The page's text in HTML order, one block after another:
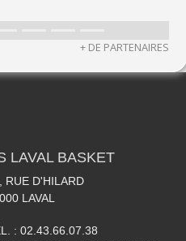
+ DE PARTENAIRES
LAVAL BASKET
RUE D'HILARD
LAVAL
: 02.43.66.07.38